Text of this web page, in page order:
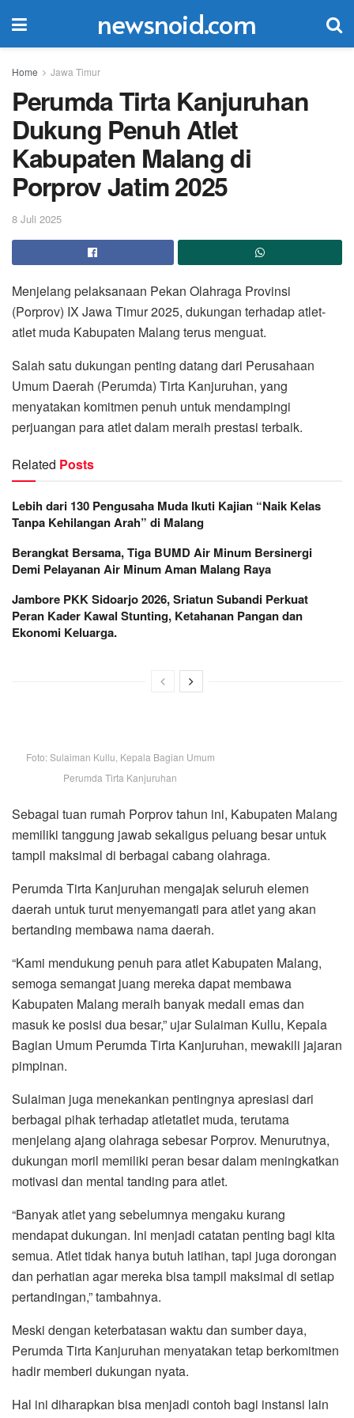
newsnoid.com
Home Jawa Timur
Perumda Tirta Kanjuruhan
Dukung Penuh Atlet
Kabupaten Malang di
Porprov Jatim 2025
8 Juli 2025
Menjelang pelaksanaan Pekan Olahraga Provinsi
(Porprov) IX Jawa Timur 2025, dukungan terhadap atlet-
atlet muda Kabupaten Malang terus menguat.
Salah satu dukungan penting datang dari Perusahaan
Umum Daerah (Perumda) Tirta Kanjuruhan, yang
menyatakan komitmen penuh untuk mendampingi
perjuangan para atlet dalam meraih prestasi terbaik.
Related Posts
Lebih dari 130 Pengusaha Muda Ikuti Kajian “Naik Kelas
Tanpa Kehilangan Arah” di Malang
Berangkat Bersama, Tiga BUMD Air Minum Bersinergi
Demi Pelayanan Air Minum Aman Malang Raya
Jambore PKK Sidoarjo 2026, Sriatun Subandi Perkuat
Peran Kader Kawal Stunting, Ketahanan Pangan dan
Ekonomi Keluarga.
Foto: Sulaiman Kullu, Kepala Bagian Umum
Perumda Tirta Kanjuruhan
Sebagai tuan rumah Porprov tahun ini, Kabupaten Malang
memiliki tanggung jawab sekaligus peluang besar untuk
tampil maksimal di berbagai cabang olahraga.
Perumda Tirta Kanjuruhan mengajak seluruh elemen
daerah untuk turut menyemangati para atlet yang akan
bertanding membawa nama daerah.
“Kami mendukung penuh para atlet Kabupaten Malang,
semoga semangat juang mereka dapat membawa
Kabupaten Malang meraih banyak medali emas dan
masuk ke posisi dua besar,” ujar Sulaiman Kullu, Kepala
Bagian Umum Perumda Tirta Kanjuruhan, mewakili jajaran
pimpinan.
Sulaiman juga menekankan pentingnya apresiasi dari
berbagai pihak terhadap atletatlet muda, terutama
menjelang ajang olahraga sebesar Porprov. Menurutnya,
dukungan moril memiliki peran besar dalam meningkatkan
motivasi dan mental tanding para atlet.
“Banyak atlet yang sebelumnya mengaku kurang
mendapat dukungan. Ini menjadi catatan penting bagi kita
semua. Atlet tidak hanya butuh latihan, tapi juga dorongan
dan perhatian agar mereka bisa tampil maksimal di setiap
pertandingan,” tambahnya.
Meski dengan keterbatasan waktu dan sumber daya,
Perumda Tirta Kanjuruhan menyatakan tetap berkomitmen
hadir memberi dukungan nyata.
Hal ini diharapkan bisa menjadi contoh bagi instansi lain